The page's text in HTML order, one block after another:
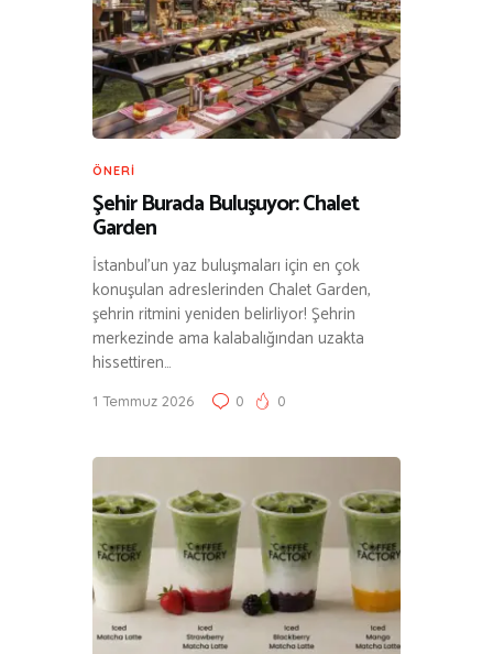
ÖNERI
Şehir Burada Buluşuyor: Chalet
Garden
İstanbul’un yaz buluşmaları için en çok
konuşulan adreslerinden Chalet Garden,
şehrin ritmini yeniden belirliyor! Şehrin
merkezinde ama kalabalığından uzakta
hissettiren…
1 Temmuz 2026 0 0